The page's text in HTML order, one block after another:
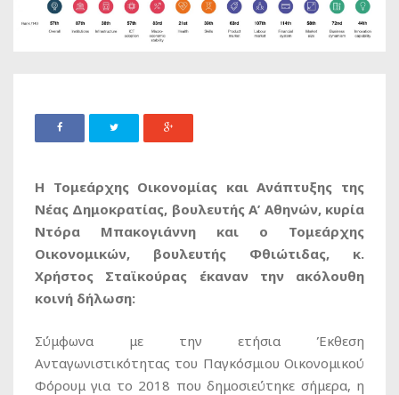
Η Τομεάρχης Οικονομίας και Ανάπτυξης της
Νέας Δημοκρατίας, βουλευτής Α’ Αθηνών, κυρία
Ντόρα Μπακογιάννη και ο Τομεάρχης
Οικονομικών, βουλευτής Φθιώτιδας, κ.
Χρήστος Σταϊκούρας έκαναν την ακόλουθη
κοινή δήλωση:
Σύμφωνα με την ετήσια Έκθεση
Ανταγωνιστικότητας του Παγκόσμιου Οικονομικού
Φόρουμ για το 2018 που δημοσιεύτηκε σήμερα, η